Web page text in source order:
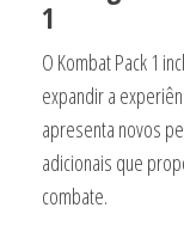
1
O Kombat Pack 1
expandir a
apresenta novos
adicionais que
combate.